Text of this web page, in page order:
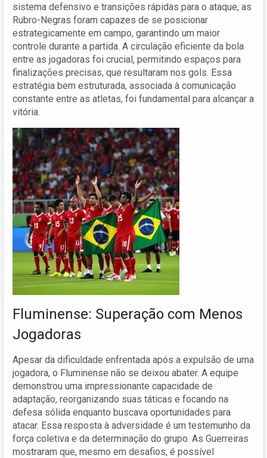
sistema defensivo e transições rápidas para o ataque, as
Rubro-Negras foram capazes de se posicionar
estrategicamente em campo, garantindo um maior
controle durante a partida. A circulação eficiente da bola
entre as jogadoras foi crucial, permitindo espaços para
finalizações precisas, que resultaram nos gols. Essa
estratégia bem estruturada, associada à comunicação
constante entre as atletas, foi fundamental para alcançar a
vitória.
Fluminense: Superação com Menos
Jogadoras
Apesar da dificuldade enfrentada após a expulsão de uma
jogadora, o Fluminense não se deixou abater. A equipe
demonstrou uma impressionante capacidade de
adaptação, reorganizando suas táticas e focando na
defesa sólida enquanto buscava oportunidades para
atacar. Essa resposta à adversidade é um testemunho da
força coletiva e da determinação do grupo. As Guerreiras
mostraram que, mesmo em desafios, é possível